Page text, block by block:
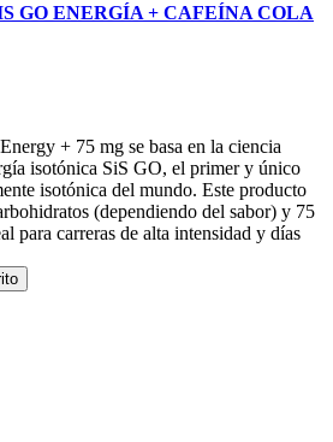
GO ENERGÍA + CAFEÍNA COLA
+ 75 mg se basa en la ciencia
isotónica SiS GO, el primer y único
isotónica del mundo. Este producto
(dependiendo del sabor) y 75
para carreras de alta intensidad y días